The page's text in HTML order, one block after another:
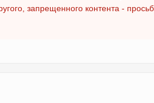
запрещенного контента -